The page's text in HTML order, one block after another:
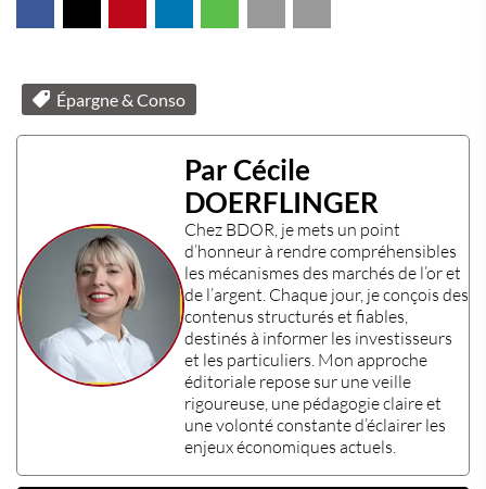
Épargne & Conso
Par Cécile
DOERFLINGER
Chez BDOR, je mets un point
d’honneur à rendre compréhensibles
les mécanismes des marchés de l’or et
de l’argent. Chaque jour, je conçois des
contenus structurés et fiables,
destinés à informer les investisseurs
et les particuliers. Mon approche
éditoriale repose sur une veille
rigoureuse, une pédagogie claire et
une volonté constante d’éclairer les
enjeux économiques actuels.